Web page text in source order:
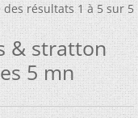
des résultats 1 à 5 sur 5
& stratton
5 mn